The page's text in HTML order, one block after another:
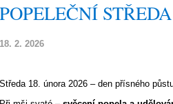
POPELEČNÍ
18. 2. 2026
Středa 18. února 2026 – den přísného